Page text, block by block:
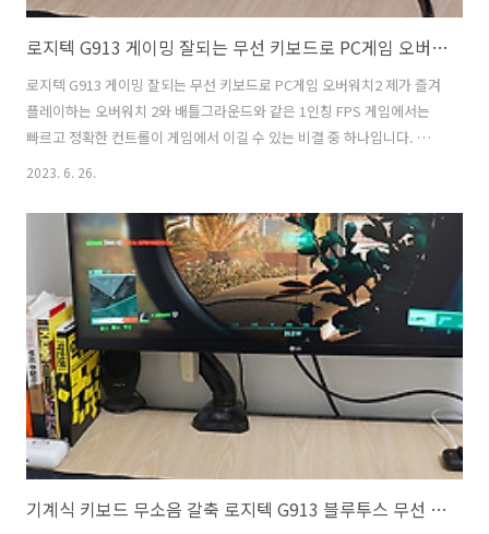
로지텍 G913 게이밍 잘되는 무선 키보드로 PC게임 오버워치2
로지텍 G913 게이밍 잘되는 무선 키보드로 PC게임 오버워치2 제가 즐겨
플레이하는 오버워치 2와 배틀그라운드와 같은 1인칭 FPS 게임에서는
빠르고 정확한 컨트롤이 게임에서 이길 수 있는 비결 중 하나입니다. 그
래서 게임 유저에게 게이밍 무선 키보드와 마우스의 중요한 요소 중 하나
G913 무선 키보드는 게이머에게 필수적인 성능을 갖춘 제품 중 하나입
니다. 이번 리뷰에서는 로지텍 G913의 디자인부터 게이머들이 선호할
만한 사용자 경험까지 자세히 알아보도록 하겠습니다. 게이밍 무선 키보
드의 다양한 기능을 활용하여 게임 플레이를 한 단계 업그레이드해보는
것은 어떨까요? 아직도 유선의 복잡한 게이밍 환경을 가지고 계시는 분
은 없어야 할 텐..
2023. 6. 26.
기계식 키보드 무소음 갈축 로지텍 G913 블루투스 무선 키보드 추천